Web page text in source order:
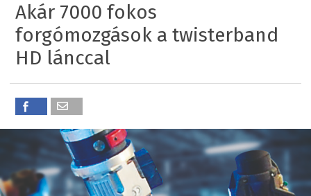
Akár 7000 fokos
forgómozgások a twisterband
HD lánccal